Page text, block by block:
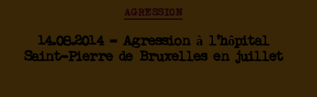
AGRESSION
14.08.2014 – Agression à l’hôpital
Saint-Pierre de Bruxelles en juillet